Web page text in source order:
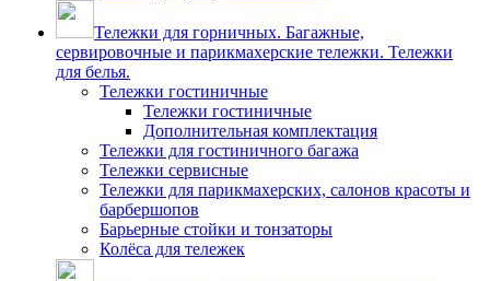
Тележки для горничных. Багажные,
сервировочные и парикмахерские тележки. Тележки
для белья.
Тележки гостиничные
Тележки гостиничные
Дополнительная комплектация
Тележки для гостиничного багажа
Тележки сервисные
Тележки для парикмахерских, салонов красоты и
барбершопов
Барьерные стойки и тонзаторы
Колёса для тележек